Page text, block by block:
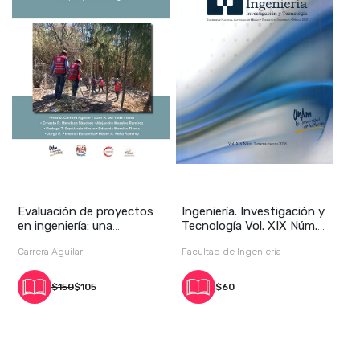
Evaluación de proyectos
en ingeniería: una
Carrera Aguilar
$150$105
Ingeniería. Investigación y
Tecnología Vol. XIX Núm.1,
Facultad de Ingeniería
$60